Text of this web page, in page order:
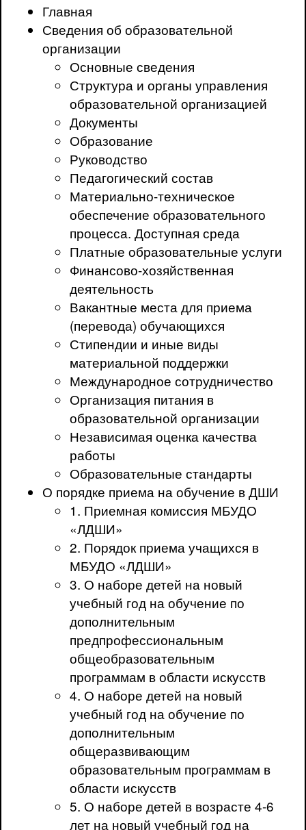
Главная
Сведения об образовательной
организации
Основные сведения
Структура и органы управления
образовательной организацией
Документы
Образование
Руководство
Педагогический состав
Материально-техническое
обеспечение образовательного
процесса. Доступная среда
Платные образовательные услуги
Финансово-хозяйственная
деятельность
Вакантные места для приема
(перевода) обучающихся
Стипендии и иные виды
материальной поддержки
Международное сотрудничество
Организация питания в
образовательной организации
Независимая оценка качества
работы
Образовательные стандарты
О порядке приема на обучение в ДШИ
1. Приемная комиссия МБУДО
«ЛДШИ»
2. Порядок приема учащихся в
МБУДО «ЛДШИ»
3. О наборе детей на новый
учебный год на обучение по
дополнительным
предпрофессиональным
общеобразовательным
программам в области искусств
4. О наборе детей на новый
учебный год на обучение по
дополнительным
общеразвивающим
образовательным программам в
области искусств
5. О наборе детей в возрасте 4-6
лет на новый учебный год на